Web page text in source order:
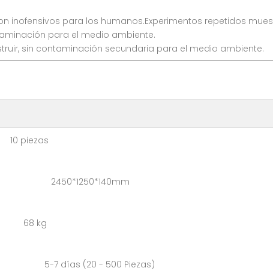
inofensivos para los humanos.Experimentos repetidos
para el medio ambiente.
sin contaminación secundaria para el medio ambiente.
2450*1250*140mm
68 kg
(20 - 500 Piezas)